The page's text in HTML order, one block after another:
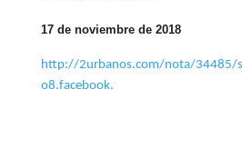
17 de noviembre de 2018
http://2urbanos.com/nota/34485/
o8.facebook.